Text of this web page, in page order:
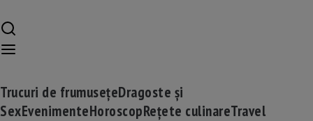
Trucuri de frumusețeDragoste și
SexEvenimenteHoroscopRețete culinareTravel